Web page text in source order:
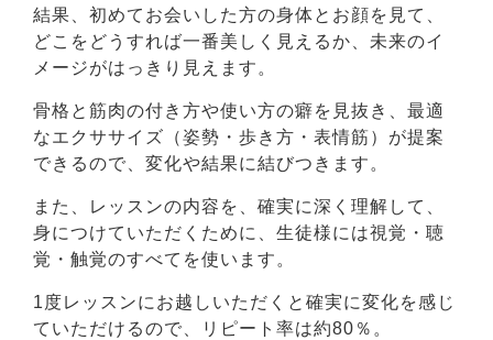
結果、初めてお会いした方の身体とお顔を見て、
どこをどうすれば一番美しく見えるか、未来のイ
メージがはっきり見えます。
骨格と筋肉の付き方や使い方の癖を見抜き、最適
なエクササイズ（姿勢・歩き方・表情筋）が提案
できるので、変化や結果に結びつきます。
また、レッスンの内容を、確実に深く理解して、
身につけていただくために、生徒様には視覚・聴
覚・触覚のすべてを使います。
1度レッスンにお越しいただくと確実に変化を感じ
ていただけるので、リピート率は約80％。